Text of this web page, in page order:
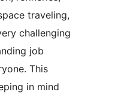
traveling,
challenging
job
This
in mind